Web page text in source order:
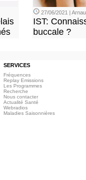
27/06/2021 |
IST:
buccale ?
SERVICES
Fréquences
Replay Emissions
Les Programmes
Recherche
Nous contacter
Actualité Santé
Webradios
Maladies Saisonnières